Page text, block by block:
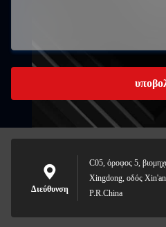
Διεύθυνση
C05, όροφος 5,
Xingdong, οδός
P.R.China